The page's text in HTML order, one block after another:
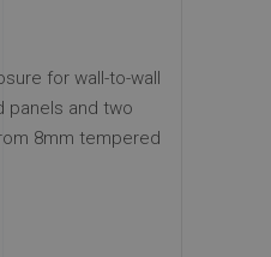
for wall-to-wall
panels and two
8mm tempered